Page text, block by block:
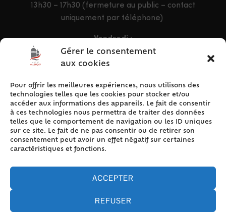
Gérer le consentement
aux cookies
Pour offrir les meilleures expériences, nous utilisons des
technologies telles que les cookies pour stocker et/ou
accéder aux informations des appareils. Le fait de consentir
à ces technologies nous permettra de traiter des données
telles que le comportement de navigation ou les ID uniques
sur ce site. Le fait de ne pas consentir ou de retirer son
consentement peut avoir un effet négatif sur certaines
caractéristiques et fonctions.
ACCEPTER
REFUSER
13h30 – 17h30 (fermeture au public – contact
uniquement par téléphone)
Vendredi :
9h – 12h & 13h30 – 16h30
ACCÈS RAPIDE
Accueil
Contact
Plan du site
Mentions légales
Politique de cookies (UE)